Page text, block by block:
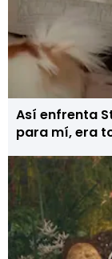
Así enfrenta
para mí, era